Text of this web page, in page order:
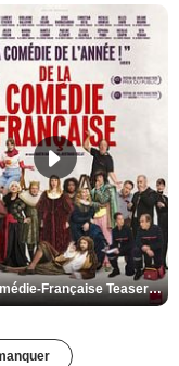
De la Comédie-Française Teaser VF